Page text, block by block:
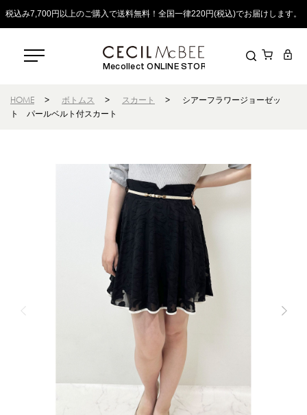
税込み7,700円以上のご購入で送料無料！全国一律220円(税込)でお届けします。
Mecollect ONLINE STORE
HOME > ボトムス > スカート >
シアーフラワージョーゼッ
ト パールベルト付スカート